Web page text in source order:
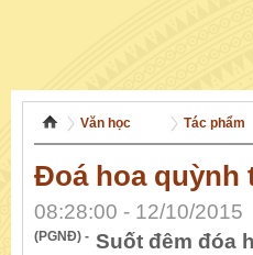
Văn học Tác phẩm
Đoá hoa quỳnh
08:28:00 - 12/10/2015
(PGNĐ) - Suốt đêm đóa